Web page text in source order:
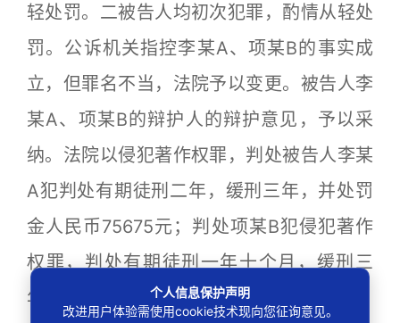
轻处罚。二被告人均初次犯罪，酌情从轻处
罚。公诉机关指控李某A、项某B的事实成
立，但罪名不当，法院予以变更。被告人李
某A、项某B的辩护人的辩护意见，予以采
纳。法院以侵犯著作权罪，判处被告人李某
A犯判处有期徒刑二年，缓刑三年，并处罚
金人民币75675元；判处项某B犯侵犯著作
权罪，判处有期徒刑一年十个月，缓刑三
年，并处罚金人民币95971元。
个人信息保护声明
改进用户体验需使用cookie技术现向您征询意见。